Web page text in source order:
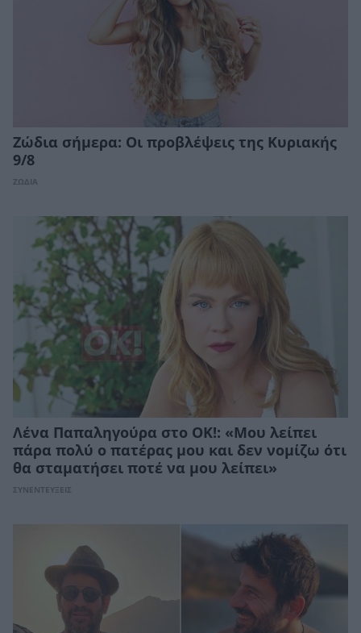
Ζώδια σήμερα: Οι προβλέψεις της Κυριακής
9/8
ΖΩΔΙΑ
Λένα Παπαληγούρα στο ΟΚ!: «Μου λείπει
πάρα πολύ ο πατέρας μου και δεν νομίζω ότι
θα σταματήσει ποτέ να μου λείπει»
ΣΥΝΕΝΤΕΥΞΕΙΣ